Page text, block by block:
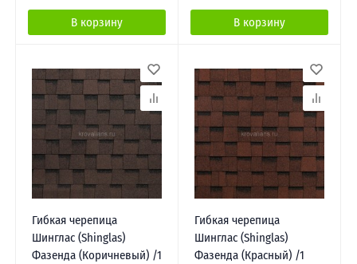
В корзину В корзину
Гибкая черепица
Шинглас (Shinglas)
Фазенда (Коричневый) /1
Гибкая черепица
Шинглас (Shinglas)
Фазенда (Красный) /1